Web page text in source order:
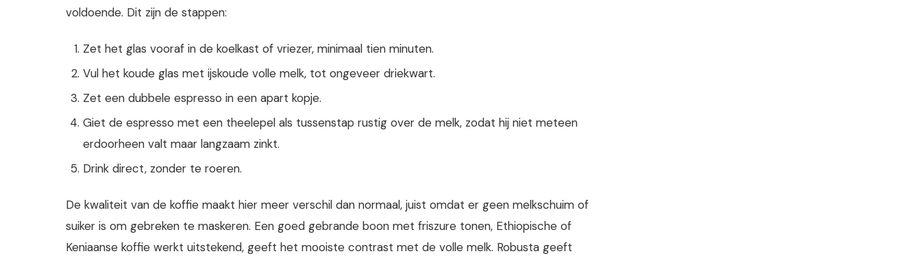
voldoende. Dit zijn de stappen:
Zet het glas vooraf in de koelkast of vriezer, minimaal tien minuten.
Vul het koude glas met ijskoude volle melk, tot ongeveer driekwart.
Zet een dubbele espresso in een apart kopje.
Giet de espresso met een theelepel als tussenstap rustig over de melk, zodat hij niet meteen
erdoorheen valt maar langzaam zinkt.
Drink direct, zonder te roeren.
De kwaliteit van de koffie maakt hier meer verschil dan normaal, juist omdat er geen melkschuim of
suiker is om gebreken te maskeren. Een goed gebrande boon met friszure tonen, Ethiopische of
Keniaanse koffie werkt uitstekend, geeft het mooiste contrast met de volle melk. Robusta geeft